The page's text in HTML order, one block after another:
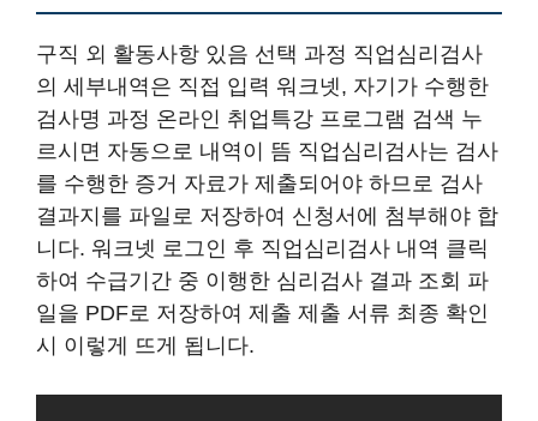
구직 외 활동사항 있음 선택 과정 직업심리검사
의 세부내역은 직접 입력 워크넷, 자기가 수행한
검사명 과정 온라인 취업특강 프로그램 검색 누
르시면 자동으로 내역이 뜸 직업심리검사는 검사
를 수행한 증거 자료가 제출되어야 하므로 검사
결과지를 파일로 저장하여 신청서에 첨부해야 합
니다. 워크넷 로그인 후 직업심리검사 내역 클릭
하여 수급기간 중 이행한 심리검사 결과 조회 파
일을 PDF로 저장하여 제출 제출 서류 최종 확인
시 이렇게 뜨게 됩니다.